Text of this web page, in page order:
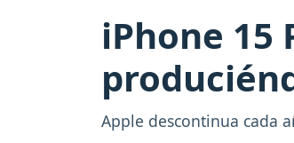
iPhone 15
Apple descontinua cada